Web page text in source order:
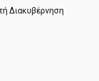
Διακυβέρνηση